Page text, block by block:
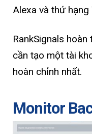
Alexa và thứ hạng
RankSignals
cần tạo một tài
hoàn chỉnh nhất.
Monitor